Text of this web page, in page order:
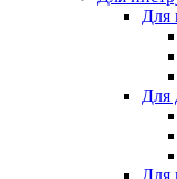
Для
Для
Для